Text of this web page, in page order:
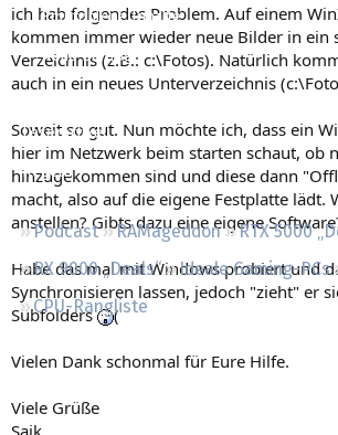
Empfohlene Inhalte
Neue Beiträge
Neueste Aktivitäten
Leserartikel
Regeln
Podcast RAMageddon
RTX 5000
RX 9000 „Deals“
Ideale Gaming-PCs
CPU-Rangliste
ich hab folgendes Problem. Auf einem
kommen immer wieder neue Bilder in ein
Verzeichnis (z.B.: c:\Fotos). Natürlich
auch in ein neues Unterverzeichnis
Soweit so gut. Nun möchte ich, dass ein
hier im Netzwerk beim starten schaut, ob
hinzugekommen sind und diese dann
macht, also auf die eigene Festplatte lädt.
anstellen? Gibts dazu eine eigene
Habe das mal mit Windows probiert und
Synchronisieren lassen, jedoch "zieht" er
Subfolders
(
Vielen Dank schonmal für Eure Hilfe.
Viele Grüße
Saik